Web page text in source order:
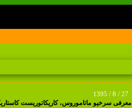
1395 / 8 / 27
معرفی سرخیو ماتاموروس، کاریکاتوریست